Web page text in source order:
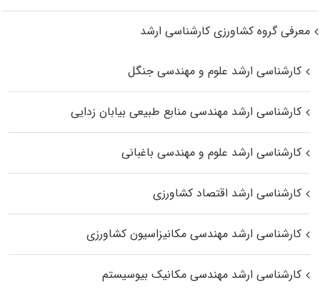
معرفی گروه کشاورزی کارشناسی ارشد
کارشناسی ارشد علوم و مهندسی جنگل
کارشناسی ارشد مهندسی منابع طبیعی بیابان زدایی
کارشناسی ارشد علوم و مهندسی باغبانی
کارشناسی ارشد اقتصاد کشاورزی
کارشناسی ارشد مهندسی مکانیزاسیون کشاورزی
کارشناسی ارشد مهندسی مکانیک بیوسیستم